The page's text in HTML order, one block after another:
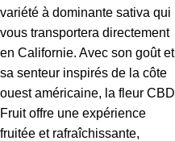
variété à dominante sativa qui
vous transportera directement
en Californie. Avec son goût et
sa senteur inspirés de la côte
ouest américaine, la fleur CBD
Fruit offre une expérience
fruitée et rafraîchissante,